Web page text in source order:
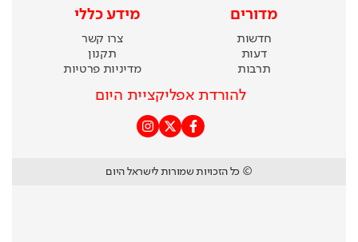
מדורים
חדשות
דעות
תרבות
מידע כללי
צרו קשר
תקנון
מדיניות פרטיות
להורדת אפליקציית היום
© כל הזכויות שמורות לישראל היום